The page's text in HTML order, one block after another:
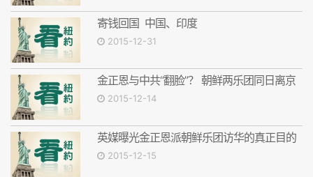
寄钱回国 中国、印度
2015-12-31
金正恩与中共“翻脸”？ 朝鲜两乐团同日离京
2015-12-14
英媒曝光金正恩派朝鲜乐团访华的真正目的
2015-12-15